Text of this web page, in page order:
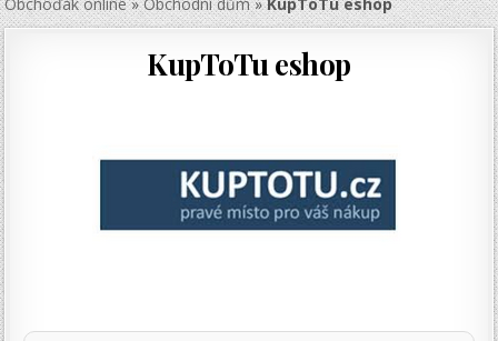
KupToTu eshop